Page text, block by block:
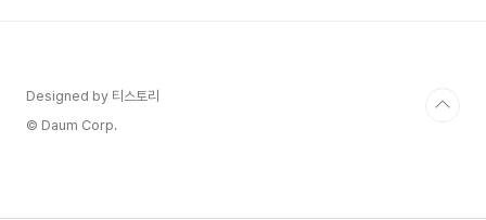
Designed by 티스토리
© Daum Corp.